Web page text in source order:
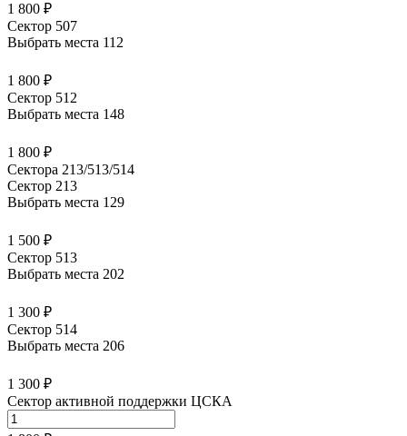
1 800 ₽
Сектор 507
Выбрать места 112
1 800 ₽
Сектор 512
Выбрать места 148
1 800 ₽
Сектора 213/513/514
Сектор 213
Выбрать места 129
1 500 ₽
Сектор 513
Выбрать места 202
1 300 ₽
Сектор 514
Выбрать места 206
1 300 ₽
Сектор активной поддержки ЦСКА